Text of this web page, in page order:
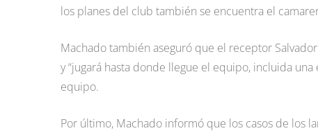
los planes del club también se encuentra el
Machado también aseguró que el receptor
y “jugará hasta donde llegue el equipo, incluida
equipo.
Por último, Machado informó que los casos de los